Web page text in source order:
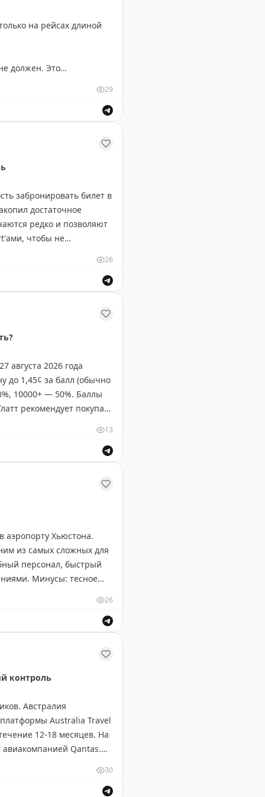
на рейсах длиной
должен. Это
которые включают
маршрут Чикаго-
годами, создавая
29
забронировать билет в
достаточное
редко и позволяют
чтобы не
26
августа 2026 года
до 1,45¢ за балл (обычно
10000+ — 50%. Баллы
рекомендует покупать
13
аэропорту Хьюстона.
из самых сложных для
персонал, быстрый
Минусы: тесное
26
контроль
Австралия
Australia Travel
12-18 месяцев. На
Qantas.
эксперты скептичны
30